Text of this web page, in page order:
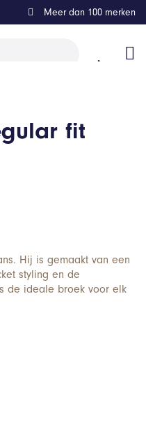
Meer dan 100 merken
fit
Hij is gemaakt van een
styling en de
de ideale broek voor elk